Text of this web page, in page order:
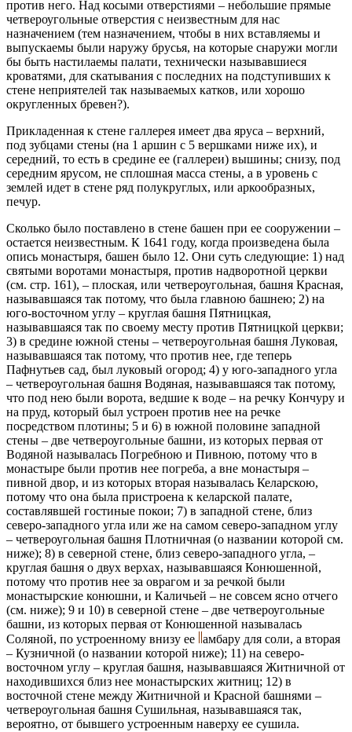
против него. Над косыми отверстиями – небольшие прямые
четвероугольные отверстия с неизвестным для нас
назначением (тем назначением, чтобы в них вставляемы и
выпускаемы были наружу брусья, на которые снаружи могли
бы быть настилаемы палати, технически называвшиеся
кроватями, для скатывания с последних на подступивших к
стене неприятелей так называемых катков, или хорошо
округленных бревен?).
Прикладенная к стене галлерея имеет два яруса – верхний,
под зубцами стены (на 1 аршин с 5 вершками ниже их), и
середний, то есть в средине ее (галлереи) вышины; снизу, под
середним ярусом, не сплошная масса стены, а в уровень с
землей идет в стене ряд полукруглых, или аркообразных,
печур.
Сколько было поставлено в стене башен при ее сооружении –
остается неизвестным. К 1641 году, когда произведена была
опись монастыря, башен было 12. Они суть следующие: 1) над
святыми воротами монастыря, против надворотной церкви
(см. стр. 161), – плоская, или четвероугольная, башня Красная,
называвшаяся так потому, что была главною башнею; 2) на
юго-восточном углу – круглая башня Пятницкая,
называвшаяся так по своему месту против Пятницкой церкви;
3) в средине южной стены – четвероугольная башня Луковая,
называвшаяся так потому, что против нее, где теперь
Пафнутьев сад, был луковый огород; 4) у юго-западного угла
– четвероугольная башня Водяная, называвшаяся так потому,
что под нею были ворота, ведшие к воде – на речку Кончуру и
на пруд, который был устроен против нее на речке
посредством плотины; 5 и 6) в южной половине западной
стены – две четвероугольные башни, из которых первая от
Водяной называлась Погребною и Пивною, потому что в
монастыре были против нее погреба, а вне монастыря –
пивной двор, и из которых вторая называлась Келарскою,
потому что она была пристроена к келарской палате,
составлявшей гостиные покои; 7) в западной стене, близ
северо-западного угла или же на самом северо-западном углу
– четвероугольная башня Плотничная (о названии которой см.
ниже); 8) в северной стене, близ северо-западного угла, –
круглая башня о двух верхах, называвшаяся Конюшенной,
потому что против нее за оврагом и за речкой были
монастырские конюшни, и Каличьей – не совсем ясно отчего
(см. ниже); 9 и 10) в северной стене – две четвероугольные
башни, из которых первая от Конюшенной называлась
Соляной, по устроенному внизу ее амбару для соли, а вторая
– Кузничной (о названии которой ниже); 11) на северо-
восточном углу – круглая башня, называвшаяся Житничной от
находившихся близ нее монастырских житниц; 12) в
восточной стене между Житничной и Красной башнями –
четвероугольная башня Сушильная, называвшаяся так,
вероятно, от бывшего устроенным наверху ее сушила.